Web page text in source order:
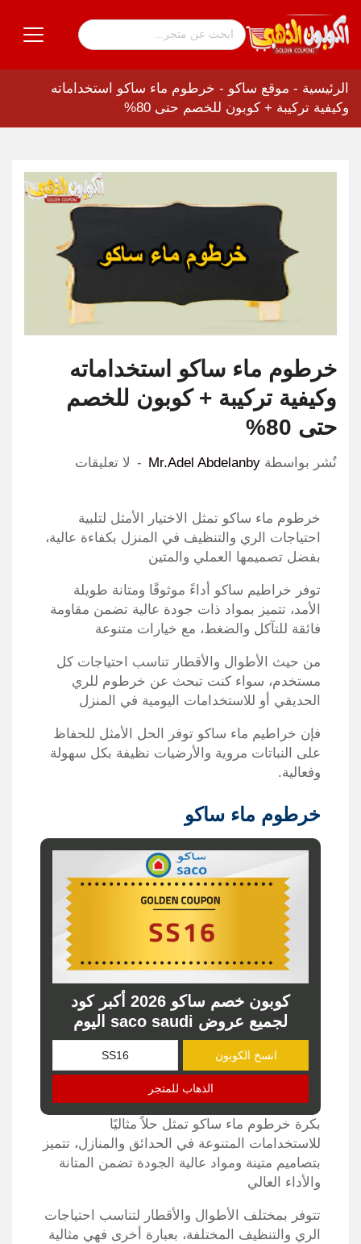
الرئيسية - موقع ساكو - خرطوم ماء ساكو استخداماته
وكيفية تركيبة + كوبون للخصم حتى 80%
خرطوم ماء ساكو استخداماته
وكيفية تركيبة + كوبون للخصم
حتى 80%
نٌشر بواسطة Mr.Adel Abdelanby لا تعليقات
خرطوم ماء ساكو تمثل الاختيار الأمثل لتلبية
احتياجات الري والتنظيف في المنزل بكفاءة عالية،
بفضل تصميمها العملي والمتين
توفر خراطيم ساكو أداءً موثوقًا ومتانة طويلة
الأمد، تتميز بمواد ذات جودة عالية تضمن مقاومة
فائقة للتآكل والضغط، مع خيارات متنوعة
من حيث الأطوال والأقطار تناسب احتياجات كل
مستخدم، سواء كنت تبحث عن خرطوم للري
الحديقي أو للاستخدامات اليومية في المنزل
فإن خراطيم ماء ساكو توفر الحل الأمثل للحفاظ
على النباتات مروية والأرضيات نظيفة بكل سهولة
وفعالية.
خرطوم ماء ساكو
كوبون خصم ساكو 2026 أكبر كود
لجميع عروض saco saudi اليوم
انسخ الكوبون
الذهاب للمتجر
بكرة خرطوم ماء ساكو تمثل حلاً مثاليًا
للاستخدامات المتنوعة في الحدائق والمنازل، تتميز
بتصاميم متينة ومواد عالية الجودة تضمن المتانة
والأداء العالي
تتوفر بمختلف الأطوال والأقطار لتناسب احتياجات
الري والتنظيف المختلفة، بعبارة أخرى فهي مثالية